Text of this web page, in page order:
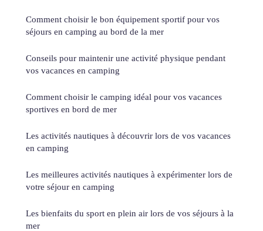
Comment choisir le bon équipement sportif pour vos
séjours en camping au bord de la mer
Conseils pour maintenir une activité physique pendant
vos vacances en camping
Comment choisir le camping idéal pour vos vacances
sportives en bord de mer
Les activités nautiques à découvrir lors de vos vacances
en camping
Les meilleures activités nautiques à expérimenter lors de
votre séjour en camping
Les bienfaits du sport en plein air lors de vos séjours à la
mer